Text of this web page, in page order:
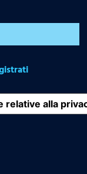
relative alla